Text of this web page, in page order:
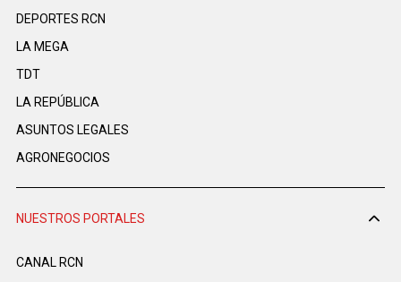
DEPORTES RCN
LA MEGA
TDT
LA REPÚBLICA
ASUNTOS LEGALES
AGRONEGOCIOS
NUESTROS PORTALES
CANAL RCN